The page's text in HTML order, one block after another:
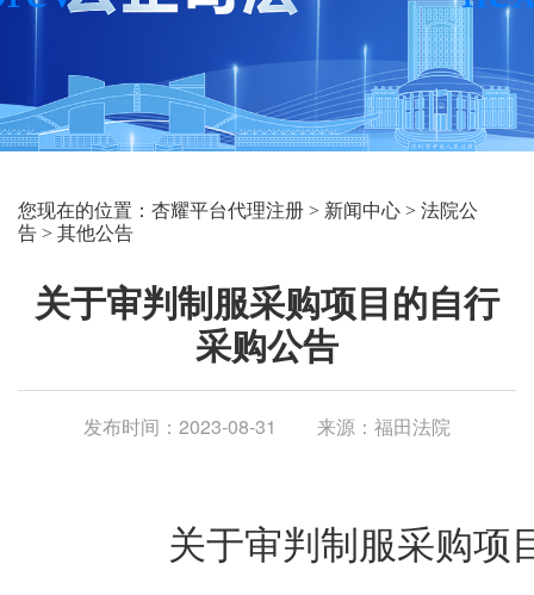
您现在的位置： 杏耀平台代理注册 > 新闻中心 > 法院公
告 > 其他公告
关于审判制服采购项目的自行
采购公告
发布时间：2023-08-31 来源：福田法院
关于审判制服采购项